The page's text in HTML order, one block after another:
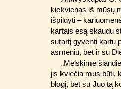
kiekvienas iš mūsų
išpildyti –
kartais esą skaudu
sutartį gyventi kartu
asmeniu, bet ir su
„Melskime
jis kviečia mus būti,
blogį, bet su Juo tą